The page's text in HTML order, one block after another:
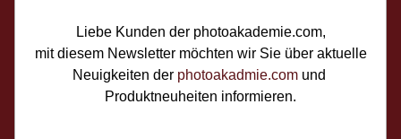
Liebe Kunden der photoakademie.com,
mit diesem Newsletter möchten wir Sie über aktuelle
Neuigkeiten der photoakadmie.com und
Produktneuheiten informieren.